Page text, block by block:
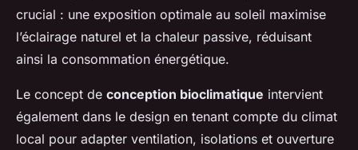
crucial : une exposition optimale au soleil maximise
l’éclairage naturel et la chaleur passive, réduisant
ainsi la consommation énergétique.
Le concept de conception bioclimatique intervient
également dans le design en tenant compte du climat
local pour adapter ventilation, isolations et ouverture